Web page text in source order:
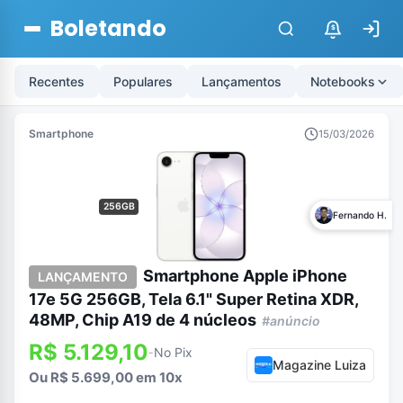
Boletando $
Recentes Populares Lançamentos Notebooks
Smartphone 15/03/2026
256GB
Fernando H.
LANÇAMENTO
Smartphone Apple iPhone
17e 5G 256GB, Tela 6.1" Super Retina XDR,
48MP, Chip A19 de 4 núcleos #anúncio
R$ 5.129,10-No Pix
Ou R$ 5.699,00 em 10x
Magazine Luiza